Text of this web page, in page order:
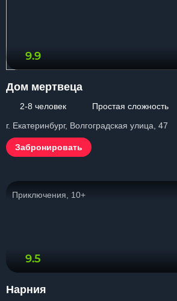
9.9
Дом мертвеца
2-8 человек
Простая сложность
г. Екатеринбург, Волгоградская улица, 47
Забронировать
Приключения, 10+
9.5
Нарния